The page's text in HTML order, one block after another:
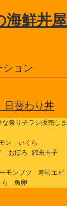
海鮮丼屋
ション
日替わり丼
祭りチラシ販売しま
ン いくら
おぼろ 錦糸玉子
モンブツ 寿司エビ
魚卵